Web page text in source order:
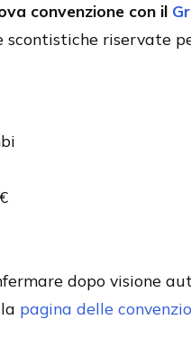
convenzione con il
riservate
dopo visione
pagina delle